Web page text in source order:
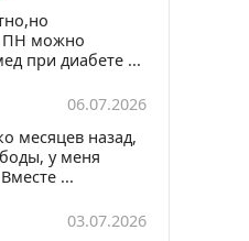
ПН можно
при диабете ...
06.07.2026
месяцев назад,
у меня
...
03.07.2026